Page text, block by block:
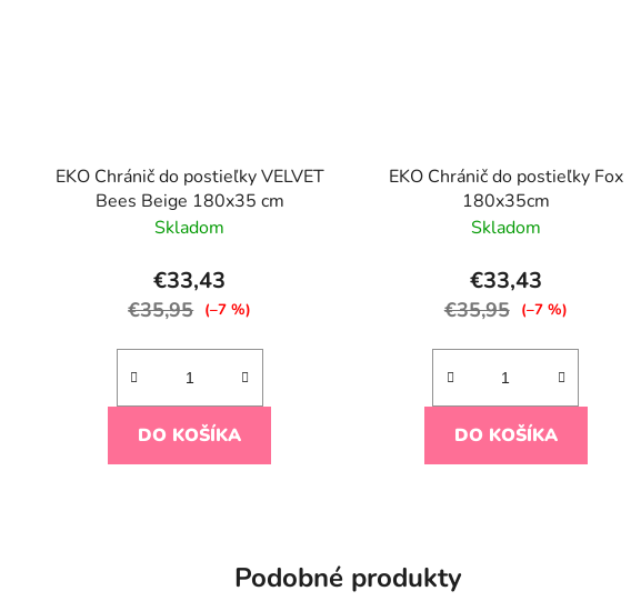
EKO Chránič do postieľky VELVET
Bees Beige 180x35 cm
Skladom
€33,43
€35,95 (–7 %)
DO KOŠÍKA
EKO Chránič do postieľky Fox
180x35cm
Skladom
€33,43
€35,95 (–7 %)
DO KOŠÍKA
Podobné produkty